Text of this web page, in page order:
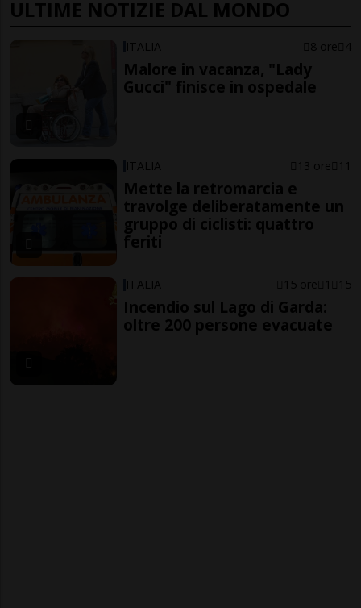
ULTIME NOTIZIE DAL MONDO
ITALIA 8 ore 4
Malore in vacanza, "Lady
Gucci" finisce in ospedale
ITALIA 13 ore 11
Mette la retromarcia e
travolge deliberatamente un
gruppo di ciclisti: quattro
feriti
ITALIA 15 ore 1 15
Incendio sul Lago di Garda:
oltre 200 persone evacuate